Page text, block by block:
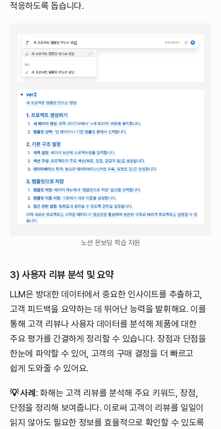
적응하도록 돕습니다.
노션 온보딩 학습 지원
3) 사용자 리뷰 분석 및 요약
LLM은 방대한 데이터에서 중요한 인사이트를 추출하고,
고객 피드백을 요약하는 데 뛰어난 능력을 발휘해요. 이를
통해 고객 리뷰나 사용자 데이터를 분석해 제품에 대한
주요 평가를 간결하게 정리할 수 있습니다. 장점과 단점을
한눈에 파악할 수 있어, 고객의 구매 결정을 더 빠르고
쉽게 도와줄 수 있어요.
💡 사례: 화해는 고객 리뷰를 분석해 주요 키워드, 장점,
단점을 정리해 보여줍니다. 이로써 고객이 리뷰를 일일이
읽지 않아도 필요한 정보를 효율적으로 확인할 수 있도록